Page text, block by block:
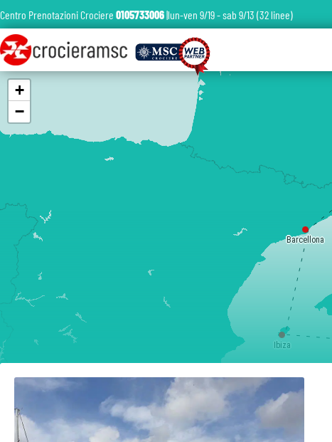
Ibiza
Barcellona
+
−
Centro Prenotazioni Crociere 0105733006|lun-ven 9/19 - sab 9/13 (32 linee)